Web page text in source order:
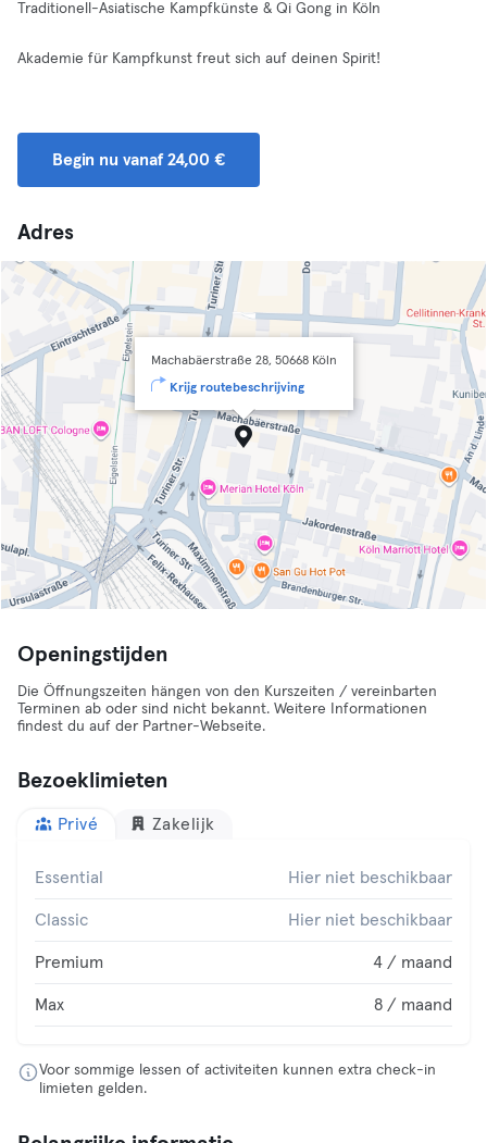
Traditionell-Asiatische Kampfkünste & Qi Gong in Köln
Akademie für Kampfkunst freut sich auf deinen Spirit!
Begin nu vanaf 24,00 €
Adres
Machabäerstraße 28, 50668 Köln
Krijg routebeschrijving
Openingstijden
Die Öffnungszeiten hängen von den Kurszeiten / vereinbarten
Terminen ab oder sind nicht bekannt. Weitere Informationen
findest du auf der Partner-Webseite.
Bezoeklimieten
Privé Zakelijk
Essential Hier niet beschikbaar
Classic Hier niet beschikbaar
Premium 4 / maand
Max 8 / maand
Voor sommige lessen of activiteiten kunnen extra check-in
limieten gelden.